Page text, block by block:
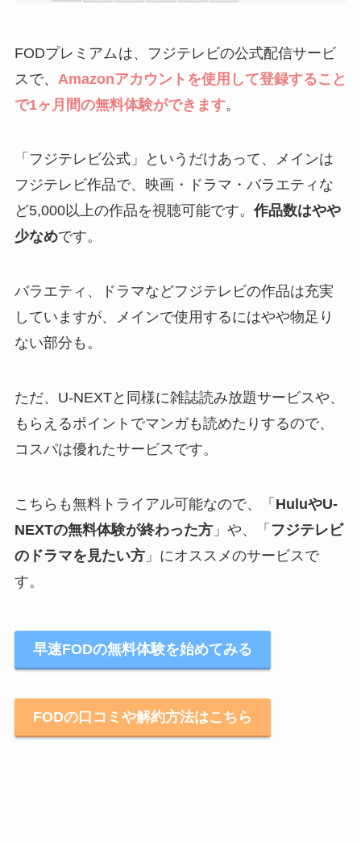
FODプレミアム は、フジテレビの公式配信サービ
スで、 Amazonアカウントを使用して登録すること
で1ヶ月間の無料体験ができます。
「フジテレビ公式」というだけあって、メインは
フジテレビ作品で、映画・ドラマ・バラエティな
ど5,000以上の作品を視聴可能です。 作品数はやや
少なめです。
バラエティ、ドラマなどフジテレビの作品は充実
していますが、メインで使用するにはやや物足り
ない部分も。
ただ、U-NEXTと同様に雑誌読み放題サービスや、
もらえるポイントでマンガも読めたりするので、
コスパは優れたサービスです。
こちらも無料トライアル可能なので、「 HuluやU-
NEXTの無料体験が終わった方」や、「 フジテレビ
のドラマを見たい方」にオススメのサービスで
す。
早速FODの無料体験を始めてみる
FODの口コミや解約方法はこちら